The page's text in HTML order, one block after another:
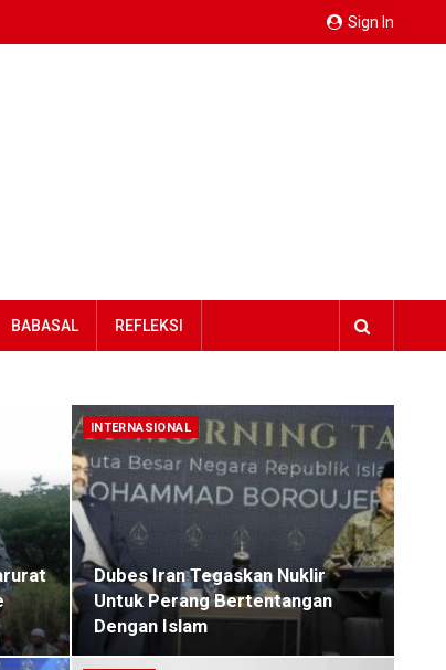
Sign In
BABASAL REFLEKSI
INTERNASIONAL
Dubes Iran Tegaskan Nuklir
Untuk Perang Bertentangan
Dengan Islam